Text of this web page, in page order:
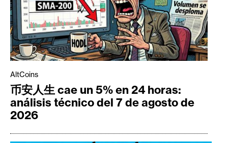
AltCoins
币安人生 cae un 5% en 24 horas:
análisis técnico del 7 de agosto de
2026